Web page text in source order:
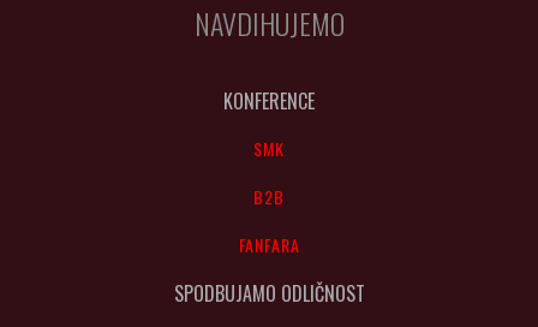
NAVDIHUJEMO
KONFERENCE
SMK
B2B
FANFARA
SPODBUJAMO ODLIČNOST